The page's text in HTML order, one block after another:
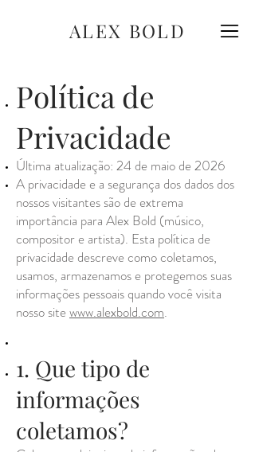
ALEX BOLD
Política de
Privacidade
Última atualização: 24 de maio de 2026
A privacidade e a segurança dos dados dos
nossos visitantes são de extrema
importância para Alex Bold (músico,
compositor e artista). Esta política de
privacidade descreve como coletamos,
usamos, armazenamos e protegemos suas
informações pessoais quando você visita
nosso site www.alexbold.com.
1. Que tipo de
informações
coletamos?